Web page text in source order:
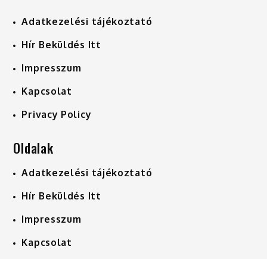
Adatkezelési tájékoztató
Hír Beküldés Itt
Impresszum
Kapcsolat
Privacy Policy
Oldalak
Adatkezelési tájékoztató
Hír Beküldés Itt
Impresszum
Kapcsolat